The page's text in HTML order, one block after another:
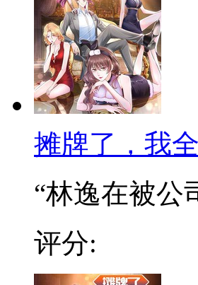
摊牌了，我
“林逸在被公
评分: